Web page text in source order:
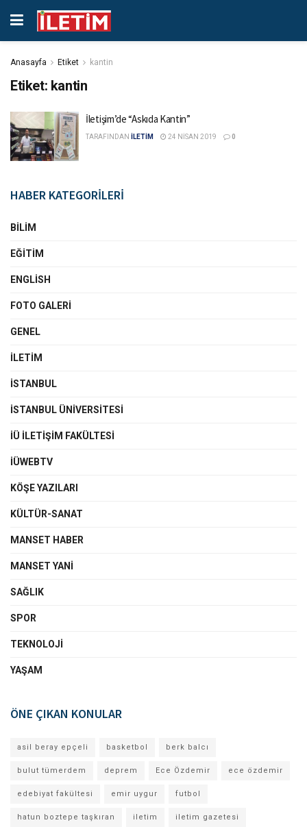
Anasayfa Etiket kantin
Etiket: kantin
İletişim’de “Askıda Kantin”
TARAFINDAN İLETİM 24 NISAN 2019 0
HABER KATEGORİLERİ
BILIM
EĞITIM
ENGLISH
FOTO GALERI
GENEL
İLETIM
İSTANBUL
İSTANBUL ÜNIVERSITESI
İÜ İLETIŞIM FAKÜLTESI
İÜWEBTV
KÖŞE YAZILARI
KÜLTÜR-SANAT
MANSET HABER
MANSET YANI
SAĞLIK
SPOR
TEKNOLOJI
YAŞAM
ÖNE ÇIKAN KONULAR
asil beray epçeli basketbol berk balcı
bulut tümerdem deprem Ece Özdemir ece özdemir
edebiyat fakültesi emir uygur futbol
hatun boztepe taşkıran iletim iletim gazetesi